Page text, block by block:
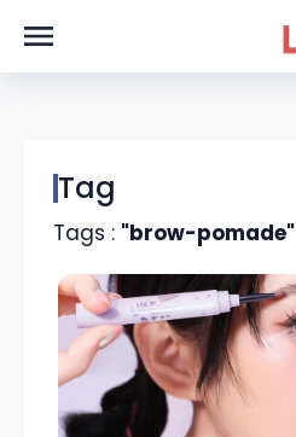
Tag
Tags : "brow-pomade"